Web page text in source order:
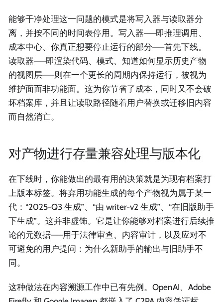
能够干净处理这一问题的模式是将写入器与读取器分
离，并按不同的时间表停用。写入器——即推理调用、
成本中心、你真正想要停止运行的部分——首先下线。
读取器——即渲染代码、模式、知道如何显示历史产物
的视图层——则在一个更长的周期内保持运行，被视为
维护面而非功能面。这为你节省了成本，同时又不会破
坏档案库，并且让读取路径随着用户替换或迁移旧内容
而自然消亡。
对产物进行存量兼容处理与版本化
在下线时，你能做出的最有用的决策就是为现有档案打
上版本标签。将弃用功能生成的每个产物视为属于某一
代：“2025-Q3 生成”、“由 writer-v2 生成”、“在旧版助手
下生成”。这并非虚饰。它是让你能够对档案进行后续推
论的元数据——用于法律审查、内容审计，以及应对不
可避免的用户提问：为什么新助手的输出与旧助手不
同。
这种做法在内容溯源工作中已有先例。OpenAI、Adobe